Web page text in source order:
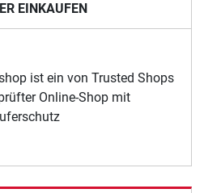
EINKAUFEN
ist ein von Trusted Shops
Online-Shop mit